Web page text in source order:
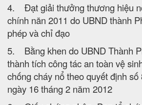
4. Đạt giải thưởng thương hiệu
chính năn 2011 do UBND thành
phép và chỉ đạo
5. Bằng khen do UBND Thành
thành tích công tác an toàn vệ
chống cháy nổ theo quyết định
ngày 16 tháng 2 năm 2012